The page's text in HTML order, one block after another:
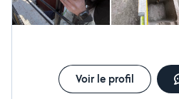
Voir le profil